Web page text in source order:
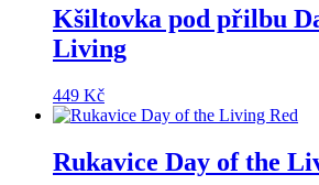
Kšiltovka pod přilbu
Living
449 Kč
Rukavice Day of the